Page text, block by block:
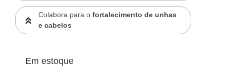
Colabora para o fortalecimento de unhas
e cabelos
Em estoque